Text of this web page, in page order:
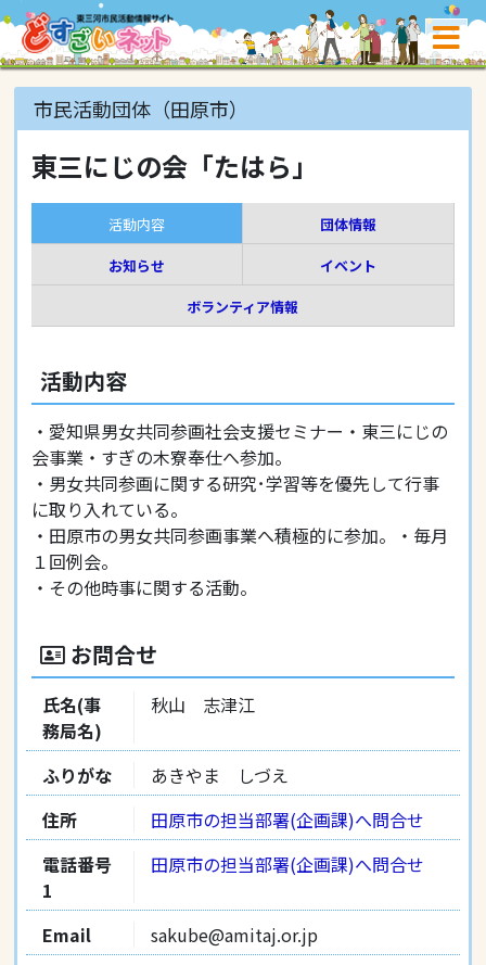
市民活動団体（田原市）
東三にじの会「たはら」
活動内容
団体情報
お知らせ
イベント
ボランティア情報
活動内容
・愛知県男女共同参画社会支援セミナー・東三にじの
会事業・すぎの木寮奉仕へ参加。
・男女共同参画に関する研究･学習等を優先して行事
に取り入れている。
・田原市の男女共同参画事業へ積極的に参加。・毎月
１回例会。
・その他時事に関する活動。
お問合せ
氏名(事
務局名)
秋山 志津江
ふりがな
あきやま しづえ
住所
田原市の担当部署(企画課)へ問合せ
電話番号
1
田原市の担当部署(企画課)へ問合せ
Email sakube@amitaj.or.jp